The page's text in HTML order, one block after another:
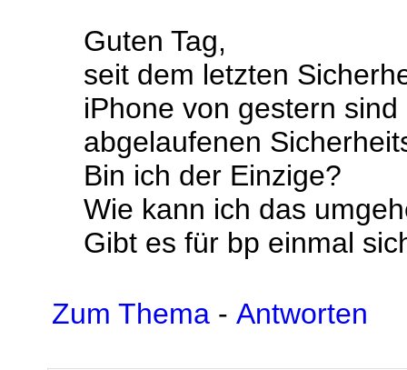
Guten Tag,
seit dem letzten
iPhone von gestern
abgelaufenen
Bin ich der Einzige?
Wie kann ich das
Gibt es für bp einmal
Zum Thema - Antworten